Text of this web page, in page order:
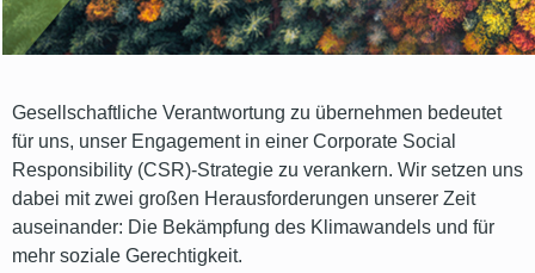
Gesellschaftliche Verantwortung zu übernehmen bedeutet
für uns, unser Engagement in einer Corporate Social
Responsibility (CSR)-Strategie zu verankern. Wir setzen uns
dabei mit zwei großen Herausforderungen unserer Zeit
auseinander: Die Bekämpfung des Klimawandels und für
mehr soziale Gerechtigkeit.